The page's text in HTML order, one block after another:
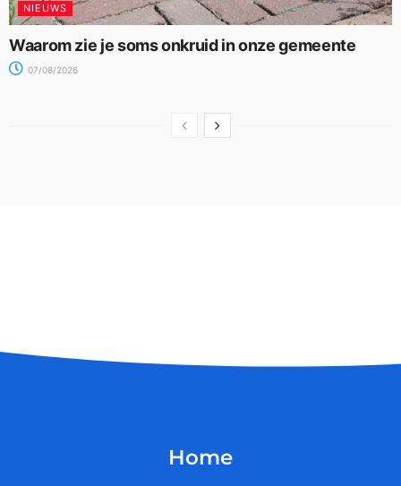
NIEUWS
Waarom zie je soms onkruid in onze gemeente
07/08/2026
Home